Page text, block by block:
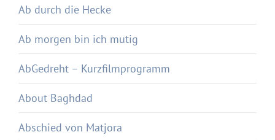
Ab durch die Hecke
Ab morgen bin ich mutig
AbGedreht – Kurzfilmprogramm
About Baghdad
Abschied von Matjora